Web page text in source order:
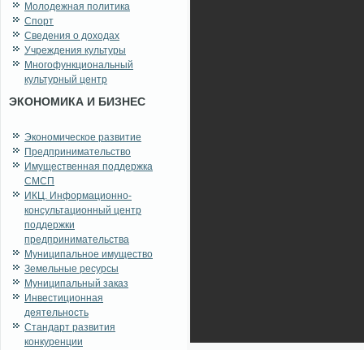
Молодежная политика
Спорт
Сведения о доходах
Учреждения культуры
Многофункциональный
культурный центр
ЭКОНОМИКА И БИЗНЕС
Экономическое развитие
Предпринимательство
Имущественная поддержка
СМСП
ИКЦ. Информационно-
консультационный центр
поддержки
предпринимательства
Муниципальное имущество
Земельные ресурсы
Муниципальный заказ
Инвестиционная
деятельность
Стандарт развития
конкуренции